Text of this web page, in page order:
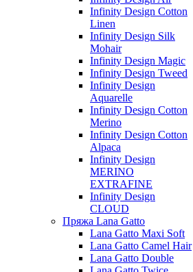
Infinity Design Cotton
Linen
Infinity Design Silk
Mohair
Infinity Design Magic
Infinity Design Tweed
Infinity Design
Aquarelle
Infinity Design Cotton
Merino
Infinity Design Cotton
Alpaca
Infinity Design
MERINO
EXTRAFINE
Infinity Design
CLOUD
Пряжа Lana Gatto
Lana Gatto Maxi Soft
Lana Gatto Camel Hair
Lana Gatto Double